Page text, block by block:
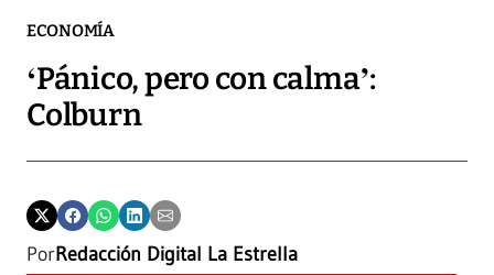
ECONOMÍA
‘Pánico, pero con calma’:
Colburn
PorRedacción Digital La Estrella